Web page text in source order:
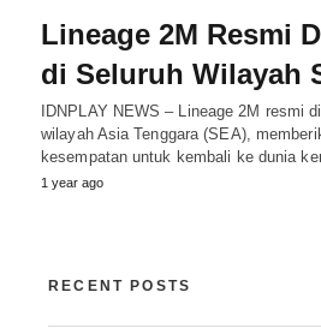
Lineage 2M Resmi
di Seluruh Wilayah
IDNPLAY NEWS – Lineage 2M resmi
wilayah Asia Tenggara (SEA),
kesempatan untuk kembali ke dunia
1 year ago
RECENT POSTS